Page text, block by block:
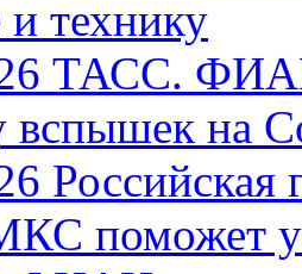
и технику
ТАСС.
вспышек на
Российская
поможет